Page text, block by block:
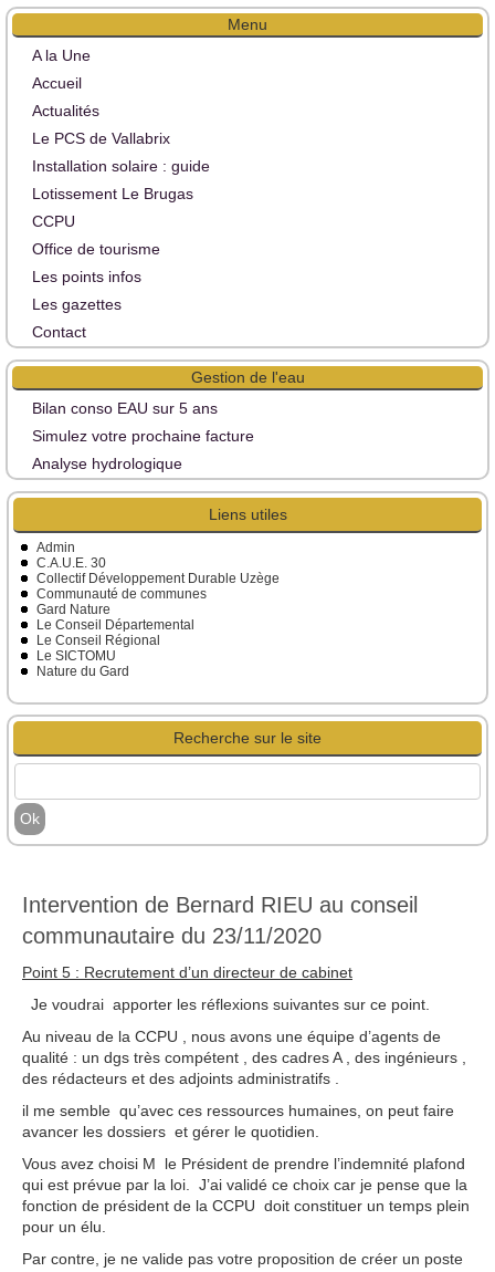
Menu
A la Une
Accueil
Actualités
Le PCS de Vallabrix
Installation solaire : guide
Lotissement Le Brugas
CCPU
Office de tourisme
Les points infos
Les gazettes
Contact
Gestion de l'eau
Bilan conso EAU sur 5 ans
Simulez votre prochaine facture
Analyse hydrologique
Liens utiles
Admin
C.A.U.E. 30
Collectif Développement Durable Uzège
Communauté de communes
Gard Nature
Le Conseil Départemental
Le Conseil Régional
Le SICTOMU
Nature du Gard
Recherche sur le site
Intervention de Bernard RIEU au conseil
communautaire du 23/11/2020
Point 5 : Recrutement d’un directeur de cabinet
Je voudrai apporter les réflexions suivantes sur ce point.
Au niveau de la CCPU , nous avons une équipe d’agents de
qualité : un dgs très compétent , des cadres A , des ingénieurs ,
des rédacteurs et des adjoints administratifs .
il me semble qu’avec ces ressources humaines, on peut faire
avancer les dossiers et gérer le quotidien.
Vous avez choisi M le Président de prendre l’indemnité plafond
qui est prévue par la loi. J’ai validé ce choix car je pense que la
fonction de président de la CCPU doit constituer un temps plein
pour un élu.
Par contre, je ne valide pas votre proposition de créer un poste